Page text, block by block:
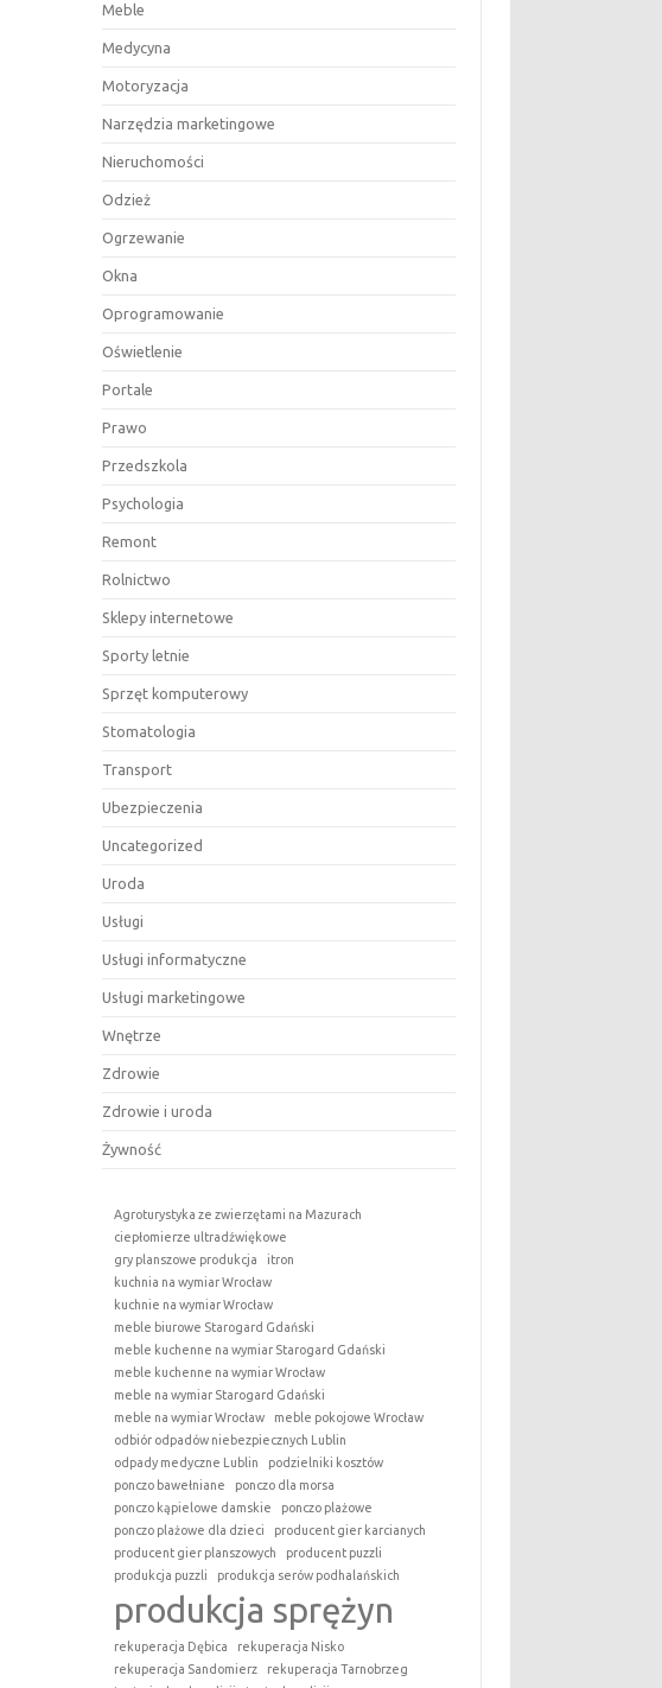
Meble
Medycyna
Motoryzacja
Narzędzia marketingowe
Nieruchomości
Odzież
Ogrzewanie
Okna
Oprogramowanie
Oświetlenie
Portale
Prawo
Przedszkola
Psychologia
Remont
Rolnictwo
Sklepy internetowe
Sporty letnie
Sprzęt komputerowy
Stomatologia
Transport
Ubezpieczenia
Uncategorized
Uroda
Usługi
Usługi informatyczne
Usługi marketingowe
Wnętrze
Zdrowie
Zdrowie i uroda
Żywność
Agroturystyka ze zwierzętami na Mazurach
ciepłomierze ultradźwiękowe
gry planszowe produkcja
itron
kuchnia na wymiar Wrocław
kuchnie na wymiar Wrocław
meble biurowe Starogard Gdański
meble kuchenne na wymiar Starogard Gdański
meble kuchenne na wymiar Wrocław
meble na wymiar Starogard Gdański
meble na wymiar Wrocław
meble pokojowe Wrocław
odbiór odpadów niebezpiecznych Lublin
odpady medyczne Lublin
podzielniki kosztów
ponczo bawełniane
ponczo dla morsa
ponczo kąpielowe damskie
ponczo plażowe
ponczo plażowe dla dzieci
producent gier karcianych
producent gier planszowych
producent puzzli
produkcja puzzli
produkcja serów podhalańskich
produkcja sprężyn
rekuperacja Dębica
rekuperacja Nisko
rekuperacja Sandomierz
rekuperacja Tarnobrzeg